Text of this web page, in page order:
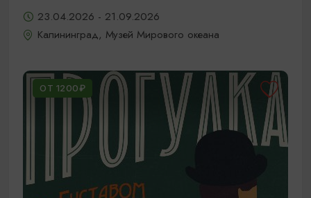
23.04.2026 - 21.09.2026
Калининград, Музей Мирового океана
ОТ 1200₽